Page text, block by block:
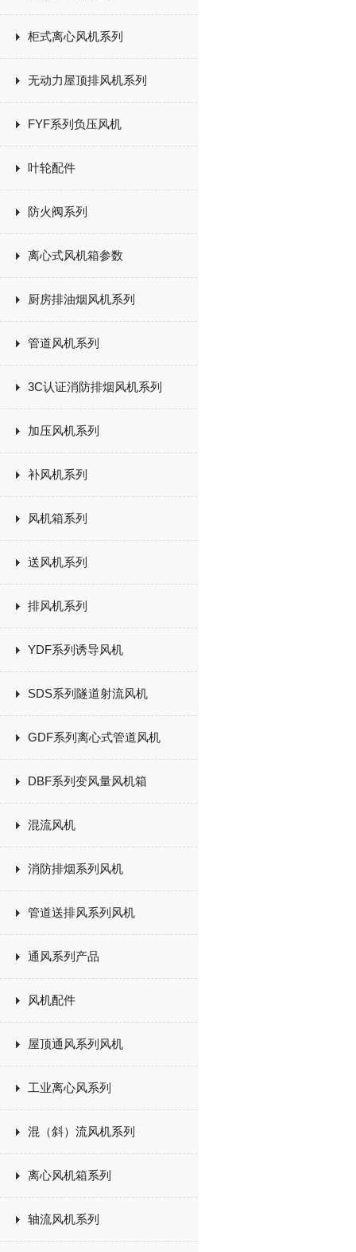
柜式离心风机系列
无动力屋顶排风机系列
FYF系列负压风机
叶轮配件
防火阀系列
离心式风机箱参数
厨房排油烟风机系列
管道风机系列
3C认证消防排烟风机系列
加压风机系列
补风机系列
风机箱系列
送风机系列
排风机系列
YDF系列诱导风机
SDS系列隧道射流风机
GDF系列离心式管道风机
DBF系列变风量风机箱
混流风机
消防排烟系列风机
管道送排风系列风机
通风系列产品
风机配件
屋顶通风系列风机
工业离心风系列
混（斜）流风机系列
离心风机箱系列
轴流风机系列